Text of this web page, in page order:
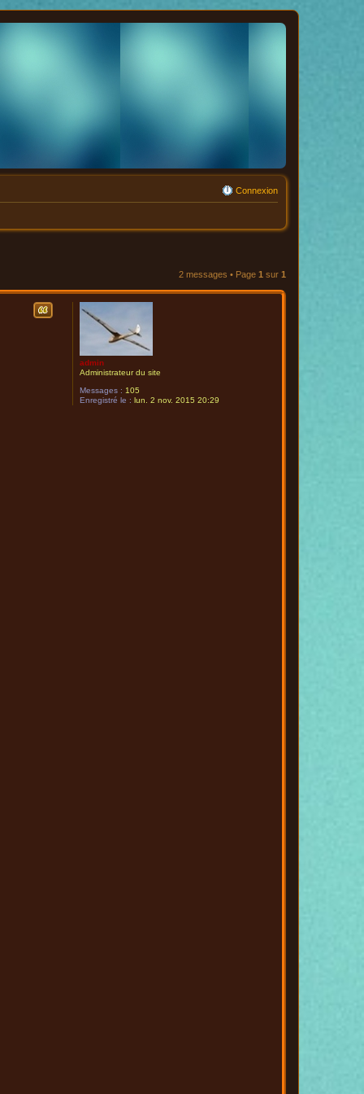
Connexion
2 messages • Page 1 sur 1
admin
Administrateur du site
Messages : 105
Enregistré le : lun. 2 nov. 2015 20:29
Citation